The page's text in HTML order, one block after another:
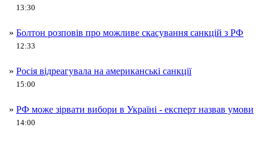
13:30
» Болтон розповів про можливе скасування санкцій з РФ
12:33
» Росія відреагувала на американські санкції
15:00
» РФ може зірвати вибори в Україні - експерт назвав умови
14:00